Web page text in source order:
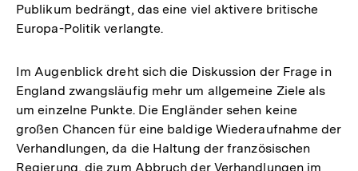
Publikum bedrängt, das eine viel aktivere britische
Europa-Politik verlangte.
Im Augenblick dreht sich die Diskussion der Frage in
England zwangsläufig mehr um allgemeine Ziele als
um einzelne Punkte. Die Engländer sehen keine
großen Chancen für eine baldige Wiederaufnahme der
Verhandlungen, da die Haltung der französischen
Regierung, die zum Abbruch der Verhandlungen im